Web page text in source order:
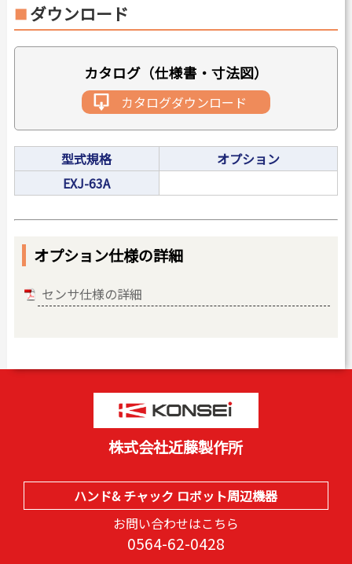
ダウンロード
カタログ（仕様書・寸法図）
カタログダウンロード
型式規格
オプション
EXJ-63A
オプション仕様の詳細
センサ仕様の詳細
株式会社近藤製作所
ハンド& チャック ロボット周辺機器
お問い合わせはこちら
0564-62-0428